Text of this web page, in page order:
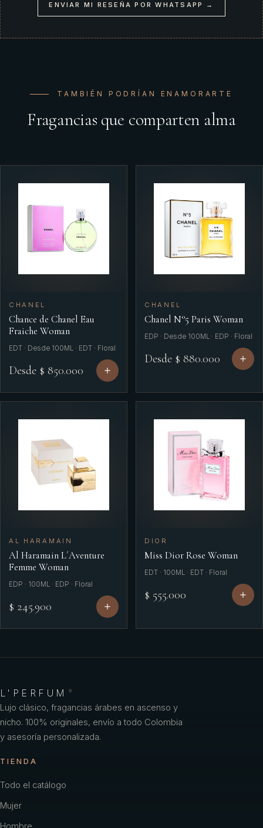
ENVIAR MI RESEÑA POR WHATSAPP →
TAMBIÉN PODRÍAN ENAMORARTE
Fragancias que comparten alma
CHANEL
Chance de Chanel Eau
Fraiche Woman
EDT · Desde 100ML · EDT · Floral
Desde $ 850.000
CHANEL
Chanel N°5 Paris Woman
EDP · Desde 100ML · EDP · Floral
Desde $ 880.000
AL HARAMAIN
Al Haramain L´Aventure
Femme Woman
EDP · 100ML · EDP · Floral
$ 245.900
DIOR
Miss Dior Rose Woman
EDT · 100ML · EDT · Floral
$ 555.000
L'PERFUM ®
Lujo clásico, fragancias árabes en ascenso y
nicho. 100% originales, envío a todo Colombia
y asesoría personalizada.
TIENDA
Todo el catálogo
Mujer